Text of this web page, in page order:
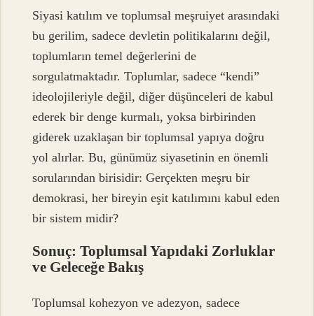
Siyasi katılım ve toplumsal meşruiyet arasındaki
bu gerilim, sadece devletin politikalarını değil,
toplumların temel değerlerini de
sorgulatmaktadır. Toplumlar, sadece “kendi”
ideolojileriyle değil, diğer düşünceleri de kabul
ederek bir denge kurmalı, yoksa birbirinden
giderek uzaklaşan bir toplumsal yapıya doğru
yol alırlar. Bu, günümüz siyasetinin en önemli
sorularından birisidir: Gerçekten meşru bir
demokrasi, her bireyin eşit katılımını kabul eden
bir sistem midir?
Sonuç: Toplumsal Yapıdaki Zorluklar
ve Geleceğe Bakış
Toplumsal kohezyon ve adezyon, sadece